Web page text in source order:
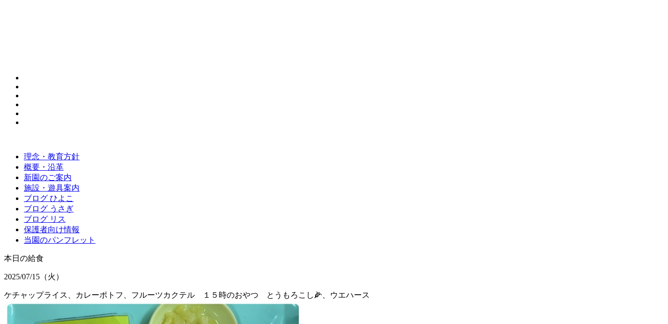
理念・教育方針
概要・沿革
新園のご案内
施設・遊具案内
ブログ ひよこ
ブログ うさぎ
ブログ リス
保護者向け情報
当園のパンフレット
本日の給食
2025/07/15（火）
ケチャップライス、カレーポトフ、フルーツカクテル １５時のおやつ とうもろこし🌽、ウエハース